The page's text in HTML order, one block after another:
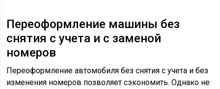
Переоформление машины без
снятия с учета и с заменой
номеров
Переоформление автомобиля без снятия с учета и без
изменения номеров позволяет сэкономить. Однако не